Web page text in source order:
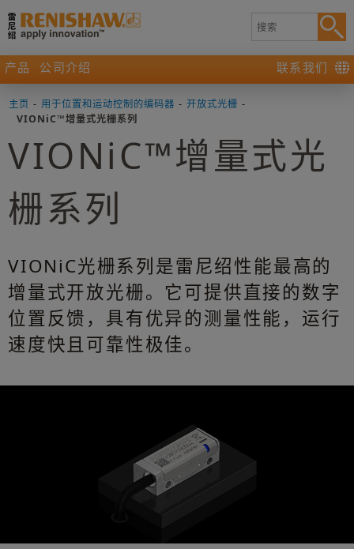
产品 公司介绍 联系我们
主页 - 用于位置和运动控制的编码器 - 开放式光栅 -
VIONiC™增量式光栅系列
VIONiC™增量式光
栅系列
VIONiC光栅系列是雷尼绍性能最高的
增量式开放光栅。它可提供直接的数字
位置反馈，具有优异的测量性能，运行
速度快且可靠性极佳。